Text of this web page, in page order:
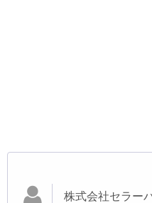
株式会社セラー